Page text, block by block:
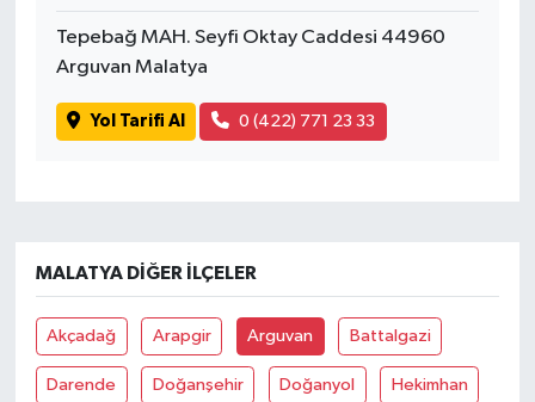
Tepebağ MAH. Seyfi Oktay Caddesi 44960
Arguvan Malatya
Yol Tarifi Al 0 (422) 771 23 33
MALATYA DIĞER İLÇELER
Akçadağ Arapgir Arguvan Battalgazi
Darende Doğanşehir Doğanyol Hekimhan